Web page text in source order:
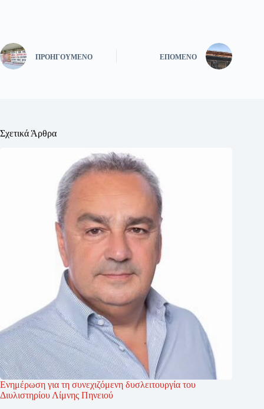
ΠΡΟΗΓΟΎΜΕΝΟ ΕΠΌΜΕΝΟ
Σχετικά Άρθρα
Ενημέρωση για τη συνεχιζόμενη δυσλειτουργία του
Διυλιστηρίου Λίμνης Πηνειού